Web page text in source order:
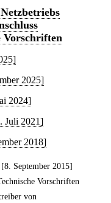
Vorschriften
2025]
2024]
Juli 2021]
2018]
[8. September 2015]
Vorschriften
von